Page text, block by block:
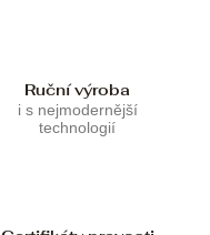
Ruční výroba
i s nejmodernější
technologií